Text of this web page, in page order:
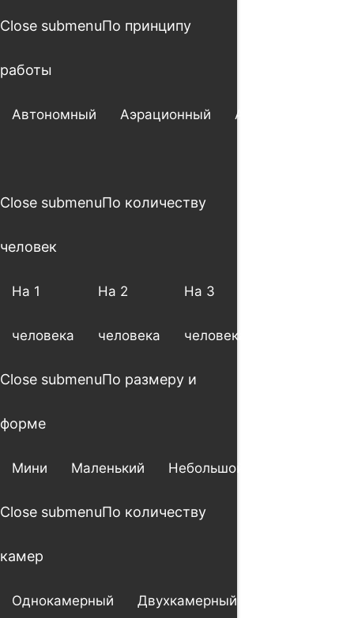
Close submenuПо принципу
работы
Автономный Аэрационный Анаэробный
Close submenuПо количеству
человек
На 1
человека
На 2
человека
На 3
человека
Close submenuПо размеру и
форме
Мини Маленький Небольшой
Close submenuПо количеству
камер
Однокамерный Двухкамерный